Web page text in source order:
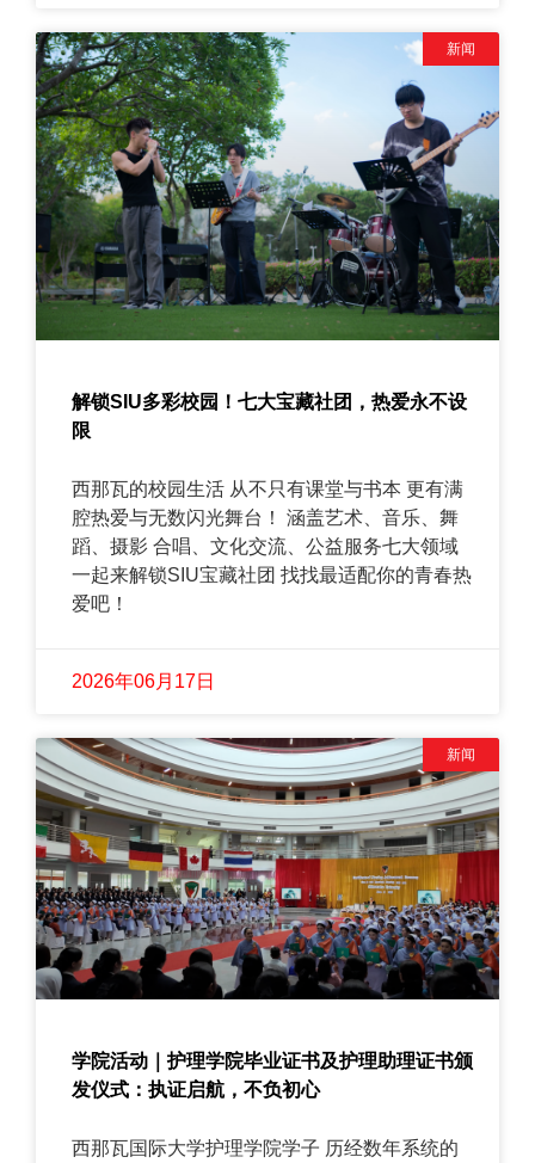
新闻
解锁SIU多彩校园！七大宝藏社团，热爱永不设
限
西那瓦的校园生活 从不只有课堂与书本 更有满
腔热爱与无数闪光舞台！ 涵盖艺术、音乐、舞
蹈、摄影 合唱、文化交流、公益服务七大领域
一起来解锁SIU宝藏社团 找找最适配你的青春热
爱吧！
2026年06月17日
新闻
学院活动｜护理学院毕业证书及护理助理证书颁
发仪式：执证启航，不负初心
西那瓦国际大学护理学院学子 历经数年系统的